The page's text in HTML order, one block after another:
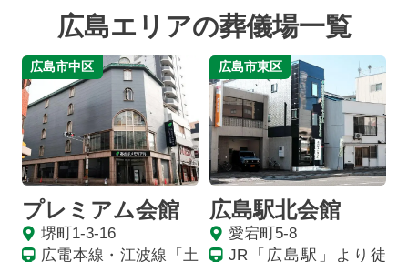
広島エリアの葬儀場一覧
広島市中区
プレミアム会館
堺町1-3-16
広電本線・江波線「土
広島市東区
広島駅北会館
愛宕町5-8
JR「広島駅」より徒